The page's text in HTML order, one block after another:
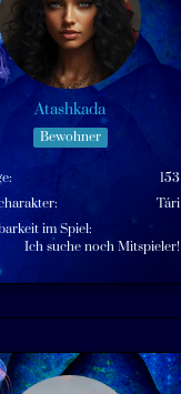
Atashkada
Bewohner
153
Tári
im Spiel
Ich suche noch Mitspieler!